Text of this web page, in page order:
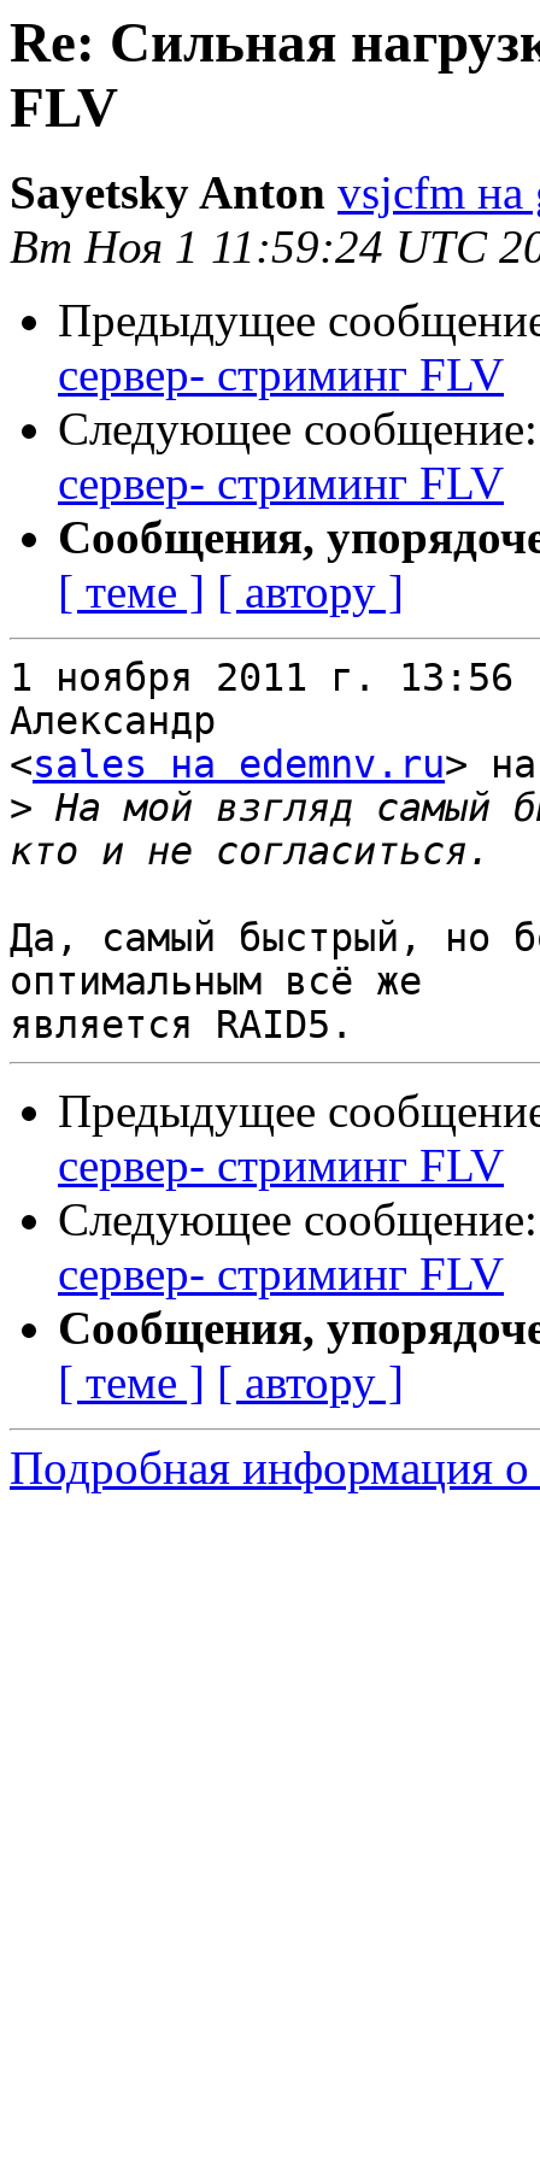
Re: Сильная
FLV
Sayetsky Anton vsjcfm на
Вт Ноя 1 11:59:24 UTC
Предыдущее
сервер- стриминг FLV
Следующее
сервер- стриминг FLV
Сообщения,
[ теме ] [ автору ]
1 ноября 2011 г. 13:56
Александр
<sales на edemnv.ru>
> На мой взгляд самый
Да, самый быстрый, но
оптимальным всё же
Предыдущее
сервер- стриминг FLV
Следующее
сервер- стриминг FLV
Сообщения,
[ теме ] [ автору ]
Подробная информация